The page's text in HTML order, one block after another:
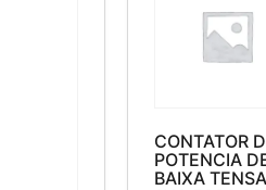
CONTATOR
POTENCIA
BAIXA